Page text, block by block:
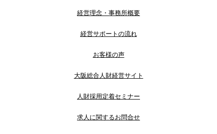
経営理念・事務所概要
経営サポートの流れ
お客様の声
大阪総合人財経営サイト
人財採用定着セミナー
求人に関するお問合せ